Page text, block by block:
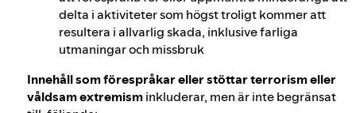
delta i aktiviteter som högst troligt kommer att
resultera i allvarlig skada, inklusive farliga
utmaningar och missbruk
Innehåll som förespråkar eller stöttar terrorism eller
våldsam extremisminkluderar, men är inte begränsat